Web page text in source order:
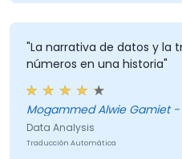
"La narrativa de datos y la
números en una historia"
Data Analysis
Traducción Automática